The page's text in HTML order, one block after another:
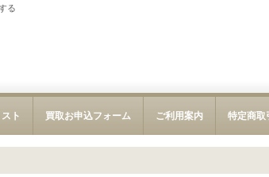
る
ト 買取お申込フォーム ご利用案内 特定商取